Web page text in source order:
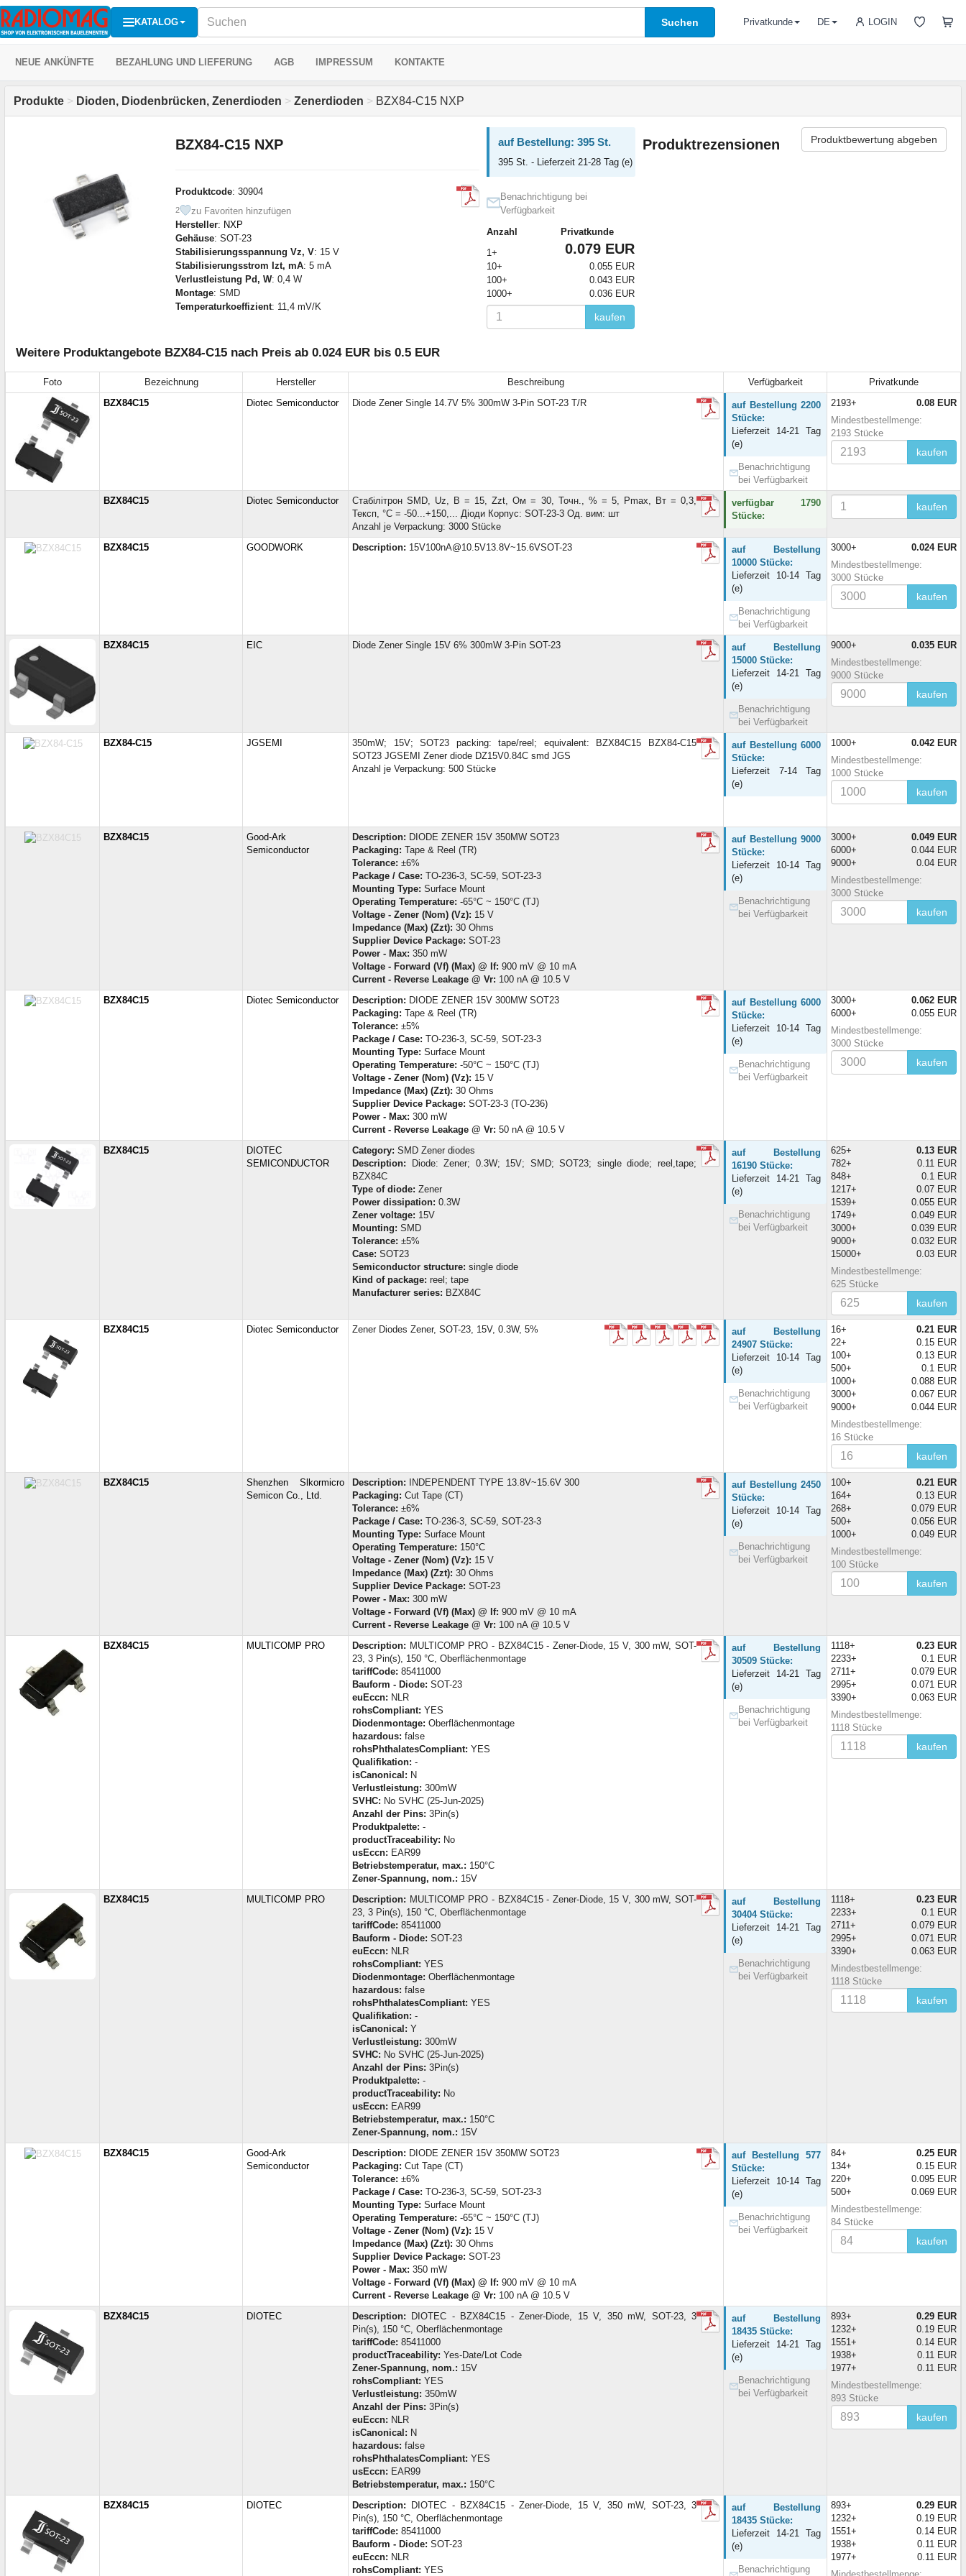
KATALOG Suchen LOGIN
Privatkunde DE
NEUE ANKÜNFTE BEZAHLUNG UND LIEFERUNG AGB IMPRESSUM KONTAKTE
Produkte > Dioden, Diodenbrücken, Zenerdioden > Zenerdioden > BZX84-C15 NXP
BZX84-C15 NXP
Produktcode: 30904
2
zu Favoriten hinzufügen
Hersteller: NXP
Gehäuse: SOT-23
Stabilisierungsspannung Vz, V: 15 V
Stabilisierungsstrom Izt, mA: 5 mA
Verlustleistung Pd, W: 0,4 W
Montage: SMD
Temperaturkoeffizient: 11,4 mV/K
auf Bestellung: 395 St.
395 St. - Lieferzeit 21-28 Tag (e)
Benachrichtigung bei
Verfügbarkeit
Anzahl
Privatkunde
1+
0.079 EUR
10+
0.055 EUR
100+
0.043 EUR
1000+
0.036 EUR
kaufen
Produktrezensionen Produktbewertung abgeben
Weitere Produktangebote BZX84-C15 nach Preis ab 0.024 EUR bis 0.5 EUR
Foto Bezeichnung Hersteller Beschreibung Verfügbarkeit
Privatkunde
BZX84C15
Diotec Semiconductor Diode Zener Single 14.7V 5% 300mW 3-Pin SOT-23 T/R
auf Bestellung 2200
Stücke:
Lieferzeit 14-21 Tag
(e)
Benachrichtigung
bei Verfügbarkeit
2193+
0.08 EUR
Mindestbestellmenge:
2193 Stücke
kaufen
BZX84C15 Diotec Semiconductor
Стабілітрон SMD, Uz, В = 15, Zzt, Ом = 30, Точн., % = 5, Pmax, Вт = 0,3,
Тексп, °C = -50...+150,... Діоди Корпус: SOT-23-3 Од. вим: шт
Anzahl je Verpackung: 3000 Stücke
verfügbar 1790
Stücke:
kaufen
BZX84C15 GOODWORK Description: 15V100nA@10.5V13.8V~15.6VSOT-23
auf Bestellung
10000 Stücke:
Lieferzeit 10-14 Tag
(e)
Benachrichtigung
bei Verfügbarkeit
3000+
0.024 EUR
Mindestbestellmenge:
3000 Stücke
kaufen
BZX84C15 EIC Diode Zener Single 15V 6% 300mW 3-Pin SOT-23
auf Bestellung
15000 Stücke:
Lieferzeit 14-21 Tag
(e)
Benachrichtigung
bei Verfügbarkeit
9000+
0.035 EUR
Mindestbestellmenge:
9000 Stücke
kaufen
BZX84-C15 JGSEMI
350mW; 15V; SOT23 packing: tape/reel; equivalent: BZX84C15 BZX84-C15
SOT23 JGSEMI Zener diode DZ15V0.84C smd JGS
Anzahl je Verpackung: 500 Stücke
auf Bestellung 6000
Stücke:
Lieferzeit 7-14 Tag
(e)
1000+
0.042 EUR
Mindestbestellmenge:
1000 Stücke
kaufen
BZX84C15
Good-Ark
Semiconductor
Description: DIODE ZENER 15V 350MW SOT23
Packaging: Tape & Reel (TR)
Tolerance: ±6%
Package / Case: TO-236-3, SC-59, SOT-23-3
Mounting Type: Surface Mount
Operating Temperature: -65°C ~ 150°C (TJ)
Voltage - Zener (Nom) (Vz): 15 V
Impedance (Max) (Zzt): 30 Ohms
Supplier Device Package: SOT-23
Power - Max: 350 mW
Voltage - Forward (Vf) (Max) @ If: 900 mV @ 10 mA
Current - Reverse Leakage @ Vr: 100 nA @ 10.5 V
auf Bestellung 9000
Stücke:
Lieferzeit 10-14 Tag
(e)
Benachrichtigung
bei Verfügbarkeit
3000+
0.049 EUR
6000+
0.044 EUR
9000+
0.04 EUR
Mindestbestellmenge:
3000 Stücke
kaufen
BZX84C15 Diotec Semiconductor Description: DIODE ZENER 15V 300MW SOT23
Packaging: Tape & Reel (TR)
Tolerance: ±5%
Package / Case: TO-236-3, SC-59, SOT-23-3
Mounting Type: Surface Mount
Operating Temperature: -50°C ~ 150°C (TJ)
Voltage - Zener (Nom) (Vz): 15 V
Impedance (Max) (Zzt): 30 Ohms
Supplier Device Package: SOT-23-3 (TO-236)
Power - Max: 300 mW
Current - Reverse Leakage @ Vr: 50 nA @ 10.5 V
auf Bestellung 6000
Stücke:
Lieferzeit 10-14 Tag
(e)
Benachrichtigung
bei Verfügbarkeit
3000+
0.062 EUR
6000+
0.055 EUR
Mindestbestellmenge:
3000 Stücke
kaufen
BZX84C15
DIOTEC
SEMICONDUCTOR
Category: SMD Zener diodes
Description: Diode: Zener; 0.3W; 15V; SMD; SOT23; single diode; reel,tape;
BZX84C
Type of diode: Zener
Power dissipation: 0.3W
Zener voltage: 15V
Mounting: SMD
Tolerance: ±5%
Case: SOT23
Semiconductor structure: single diode
Kind of package: reel; tape
Manufacturer series: BZX84C
auf Bestellung
16190 Stücke:
Lieferzeit 14-21 Tag
(e)
Benachrichtigung
bei Verfügbarkeit
625+
0.13 EUR
782+
0.11 EUR
848+
0.1 EUR
1217+
0.07 EUR
1539+
0.055 EUR
1749+
0.049 EUR
3000+
0.039 EUR
9000+
0.032 EUR
15000+
0.03 EUR
Mindestbestellmenge:
625 Stücke
kaufen
BZX84C15 Diotec Semiconductor Zener Diodes Zener, SOT-23, 15V, 0.3W, 5%
auf Bestellung
24907 Stücke:
Lieferzeit 10-14 Tag
(e)
Benachrichtigung
bei Verfügbarkeit
16+
0.21 EUR
22+
0.15 EUR
100+
0.13 EUR
500+
0.1 EUR
1000+
0.088 EUR
3000+
0.067 EUR
9000+
0.044 EUR
Mindestbestellmenge:
16 Stücke
kaufen
BZX84C15
Shenzhen Slkormicro
Semicon Co., Ltd.
Description: INDEPENDENT TYPE 13.8V~15.6V 300
Packaging: Cut Tape (CT)
Tolerance: ±6%
Package / Case: TO-236-3, SC-59, SOT-23-3
Mounting Type: Surface Mount
Operating Temperature: 150°C
Voltage - Zener (Nom) (Vz): 15 V
Impedance (Max) (Zzt): 30 Ohms
Supplier Device Package: SOT-23
Power - Max: 300 mW
Voltage - Forward (Vf) (Max) @ If: 900 mV @ 10 mA
Current - Reverse Leakage @ Vr: 100 nA @ 10.5 V
auf Bestellung 2450
Stücke:
Lieferzeit 10-14 Tag
(e)
Benachrichtigung
bei Verfügbarkeit
100+
0.21 EUR
164+
0.13 EUR
268+
0.079 EUR
500+
0.056 EUR
1000+
0.049 EUR
Mindestbestellmenge:
100 Stücke
kaufen
BZX84C15 MULTICOMP PRO Description: MULTICOMP PRO - BZX84C15 - Zener-Diode, 15 V, 300 mW, SOT-
23, 3 Pin(s), 150 °C, Oberflächenmontage
tariffCode: 85411000
Bauform - Diode: SOT-23
euEccn: NLR
rohsCompliant: YES
Diodenmontage: Oberflächenmontage
hazardous: false
rohsPhthalatesCompliant: YES
Qualifikation: -
isCanonical: N
Verlustleistung: 300mW
SVHC: No SVHC (25-Jun-2025)
Anzahl der Pins: 3Pin(s)
Produktpalette: -
productTraceability: No
usEccn: EAR99
Betriebstemperatur, max.: 150°C
Zener-Spannung, nom.: 15V
auf Bestellung
30509 Stücke:
Lieferzeit 14-21 Tag
(e)
Benachrichtigung
bei Verfügbarkeit
1118+
0.23 EUR
2233+
0.1 EUR
2711+
0.079 EUR
2995+
0.071 EUR
3390+
0.063 EUR
Mindestbestellmenge:
1118 Stücke
kaufen
BZX84C15 MULTICOMP PRO Description: MULTICOMP PRO - BZX84C15 - Zener-Diode, 15 V, 300 mW, SOT-
23, 3 Pin(s), 150 °C, Oberflächenmontage
tariffCode: 85411000
Bauform - Diode: SOT-23
euEccn: NLR
rohsCompliant: YES
Diodenmontage: Oberflächenmontage
hazardous: false
rohsPhthalatesCompliant: YES
Qualifikation: -
isCanonical: Y
Verlustleistung: 300mW
SVHC: No SVHC (25-Jun-2025)
Anzahl der Pins: 3Pin(s)
Produktpalette: -
productTraceability: No
usEccn: EAR99
Betriebstemperatur, max.: 150°C
Zener-Spannung, nom.: 15V
auf Bestellung
30404 Stücke:
Lieferzeit 14-21 Tag
(e)
Benachrichtigung
bei Verfügbarkeit
1118+
0.23 EUR
2233+
0.1 EUR
2711+
0.079 EUR
2995+
0.071 EUR
3390+
0.063 EUR
Mindestbestellmenge:
1118 Stücke
kaufen
BZX84C15
Good-Ark
Semiconductor
Description: DIODE ZENER 15V 350MW SOT23
Packaging: Cut Tape (CT)
Tolerance: ±6%
Package / Case: TO-236-3, SC-59, SOT-23-3
Mounting Type: Surface Mount
Operating Temperature: -65°C ~ 150°C (TJ)
Voltage - Zener (Nom) (Vz): 15 V
Impedance (Max) (Zzt): 30 Ohms
Supplier Device Package: SOT-23
Power - Max: 350 mW
Voltage - Forward (Vf) (Max) @ If: 900 mV @ 10 mA
Current - Reverse Leakage @ Vr: 100 nA @ 10.5 V
auf Bestellung 577
Stücke:
Lieferzeit 10-14 Tag
(e)
Benachrichtigung
bei Verfügbarkeit
84+
0.25 EUR
134+
0.15 EUR
220+
0.095 EUR
500+
0.069 EUR
Mindestbestellmenge:
84 Stücke
kaufen
BZX84C15 DIOTEC Description: DIOTEC - BZX84C15 - Zener-Diode, 15 V, 350 mW, SOT-23, 3
Pin(s), 150 °C, Oberflächenmontage
tariffCode: 85411000
productTraceability: Yes-Date/Lot Code
Zener-Spannung, nom.: 15V
rohsCompliant: YES
Verlustleistung: 350mW
Anzahl der Pins: 3Pin(s)
euEccn: NLR
isCanonical: N
hazardous: false
rohsPhthalatesCompliant: YES
usEccn: EAR99
Betriebstemperatur, max.: 150°C
auf Bestellung
18435 Stücke:
Lieferzeit 14-21 Tag
(e)
Benachrichtigung
bei Verfügbarkeit
893+
0.29 EUR
1232+
0.19 EUR
1551+
0.14 EUR
1938+
0.11 EUR
1977+
0.11 EUR
Mindestbestellmenge:
893 Stücke
kaufen
BZX84C15 DIOTEC Description: DIOTEC - BZX84C15 - Zener-Diode, 15 V, 350 mW, SOT-23, 3
Pin(s), 150 °C, Oberflächenmontage
tariffCode: 85411000
Bauform - Diode: SOT-23
euEccn: NLR
rohsCompliant: YES
auf Bestellung
18435 Stücke:
Lieferzeit 14-21 Tag
(e)
Benachrichtigung
893+
0.29 EUR
1232+
0.19 EUR
1551+
0.14 EUR
1938+
0.11 EUR
1977+
0.11 EUR